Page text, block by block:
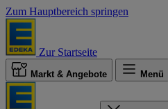
Zum Hauptbereich springen
Zur Startseite
Markt & Angebote Menü